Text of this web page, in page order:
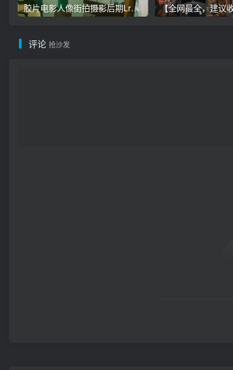
胶片电影人像街拍摄影后期Lr调色教程，手机滤镜PS+Lightroom预设下载！
评论 抢沙发